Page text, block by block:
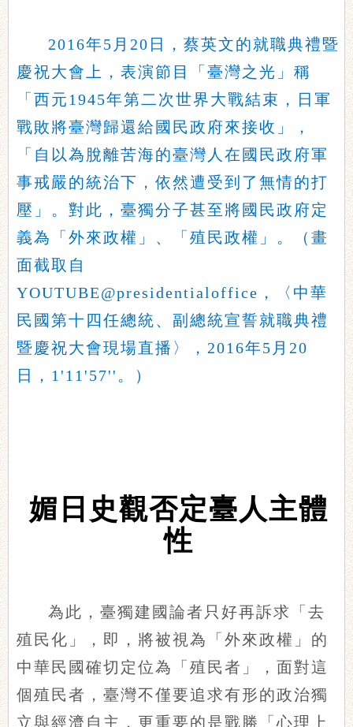
2016年5月20日，蔡英文的就職典禮暨
慶祝大會上，表演節目「臺灣之光」稱
「西元1945年第二次世界大戰結束，日軍
戰敗將臺灣歸還給國民政府來接收」，
「自以為脫離苦海的臺灣人在國民政府軍
事戒嚴的統治下，依然遭受到了無情的打
壓」。對此，臺獨分子甚至將國民政府定
義為「外來政權」、「殖民政權」。（畫
面截取自
YOUTUBE@presidentialoffice，〈中華
民國第十四任總統、副總統宣誓就職典禮
暨慶祝大會現場直播〉，2016年5月20
日，1'11'57''。）
媚日史觀否定臺人主體
性
為此，臺獨建國論者只好再訴求「去
殖民化」，即，將被視為「外來政權」的
中華民國確切定位為「殖民者」，面對這
個殖民者，臺灣不僅要追求有形的政治獨
立與經濟自主，更重要的是戰勝「心理上